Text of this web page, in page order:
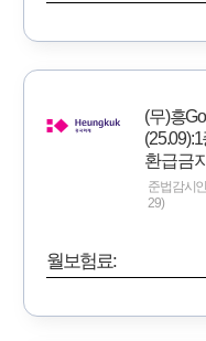
(무)흥
환급금
준법감시
29)
월보험료: